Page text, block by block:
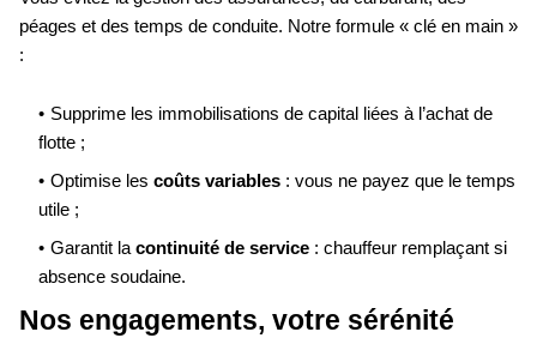
péages et des temps de conduite. Notre formule « clé en main »
:
Supprime les immobilisations de capital liées à l’achat de
flotte ;
Optimise les coûts variables : vous ne payez que le temps
utile ;
Garantit la continuité de service : chauffeur remplaçant si
absence soudaine.
Nos engagements, votre sérénité